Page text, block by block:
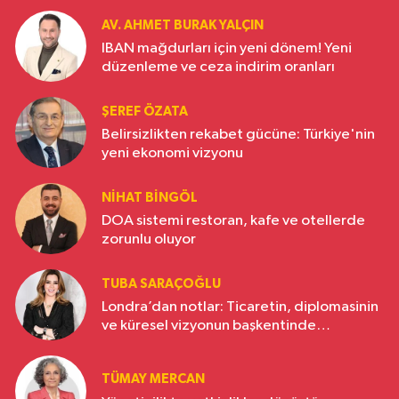
AV. AHMET BURAK YALÇIN
IBAN mağdurları için yeni dönem! Yeni
düzenleme ve ceza indirim oranları
ŞEREF ÖZATA
Belirsizlikten rekabet gücüne: Türkiye'nin
yeni ekonomi vizyonu
NIHAT BINGÖL
DOA sistemi restoran, kafe ve otellerde
zorunlu oluyor
TUBA SARAÇOĞLU
Londra’dan notlar: Ticaretin, diplomasinin
ve küresel vizyonun başkentinde
TÜMAY MERCAN